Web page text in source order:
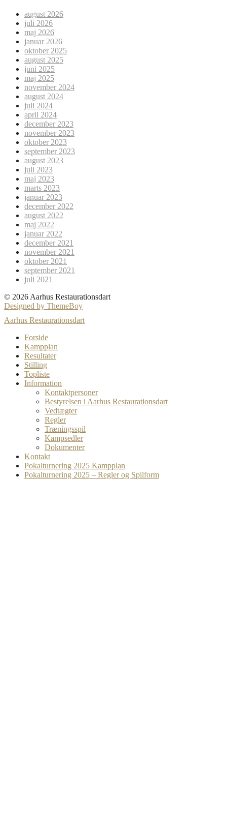
august 2026
juli 2026
maj 2026
januar 2026
oktober 2025
august 2025
juni 2025
maj 2025
november 2024
august 2024
juli 2024
april 2024
december 2023
november 2023
oktober 2023
september 2023
august 2023
juli 2023
maj 2023
marts 2023
januar 2023
december 2022
august 2022
maj 2022
januar 2022
december 2021
november 2021
oktober 2021
september 2021
juli 2021
© 2026 Aarhus Restaurationsdart
Designed by ThemeBoy
Aarhus Restaurationsdart
Forside
Kampplan
Resultater
Stilling
Topliste
Information
Kontaktpersoner
Bestyrelsen i Aarhus Restaurationsdart
Vedtægter
Regler
Træningsspil
Kampsedler
Dokumenter
Kontakt
Pokalturnering 2025 Kampplan
Pokalturnering 2025 – Regler og Spilform